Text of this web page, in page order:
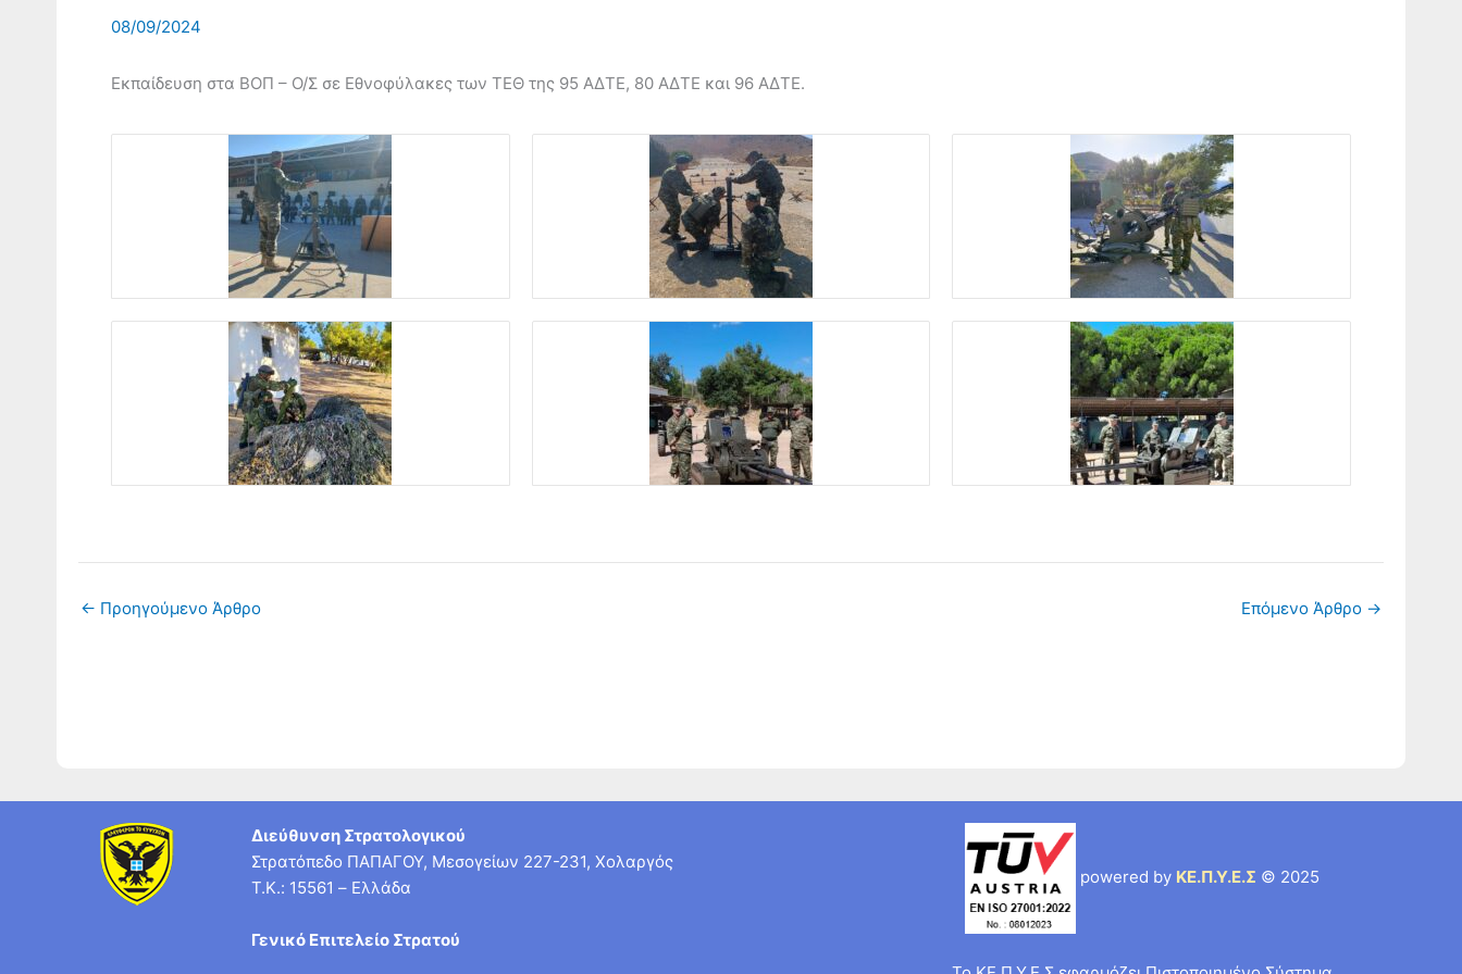
08/09/2024
Εκπαίδευση στα ΒΟΠ – Ο/Σ σε Εθνοφύλακες των ΤΕΘ της 95 ΑΔΤΕ, 80 ΑΔΤΕ και 96 ΑΔΤΕ.
← Προηγούμενο Άρθρο Επόμενο Άρθρο →
Διεύθυνση Στρατολογικού
Στρατόπεδο ΠΑΠΑΓΟΥ, Μεσογείων 227-231, Χολαργός
T.K.: 15561 – Ελλάδα
Γενικό Επιτελείο Στρατού
powered by ΚΕ.Π.Υ.Ε.Σ © 2025